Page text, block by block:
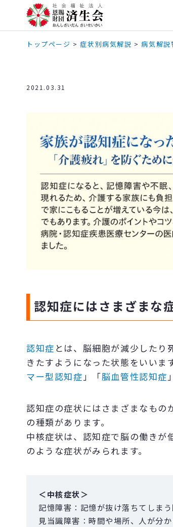
トップページ >症状別病気解説 >病気解説
2021.03.31
認知症にはさまざまな
認知症 とは、脳細胞が減少したり
きたすようになった状態をいいま
マー型認知症」「脳血管性認知症
認知症の症状にはさまざまなもの
の種類があります。
中核症状は、認知症で脳の働きが
のような症状がみられます。
＜中核症状＞
記憶障害：記憶が抜け落ちてしまう
見当識障害：時間や場所、人が分か